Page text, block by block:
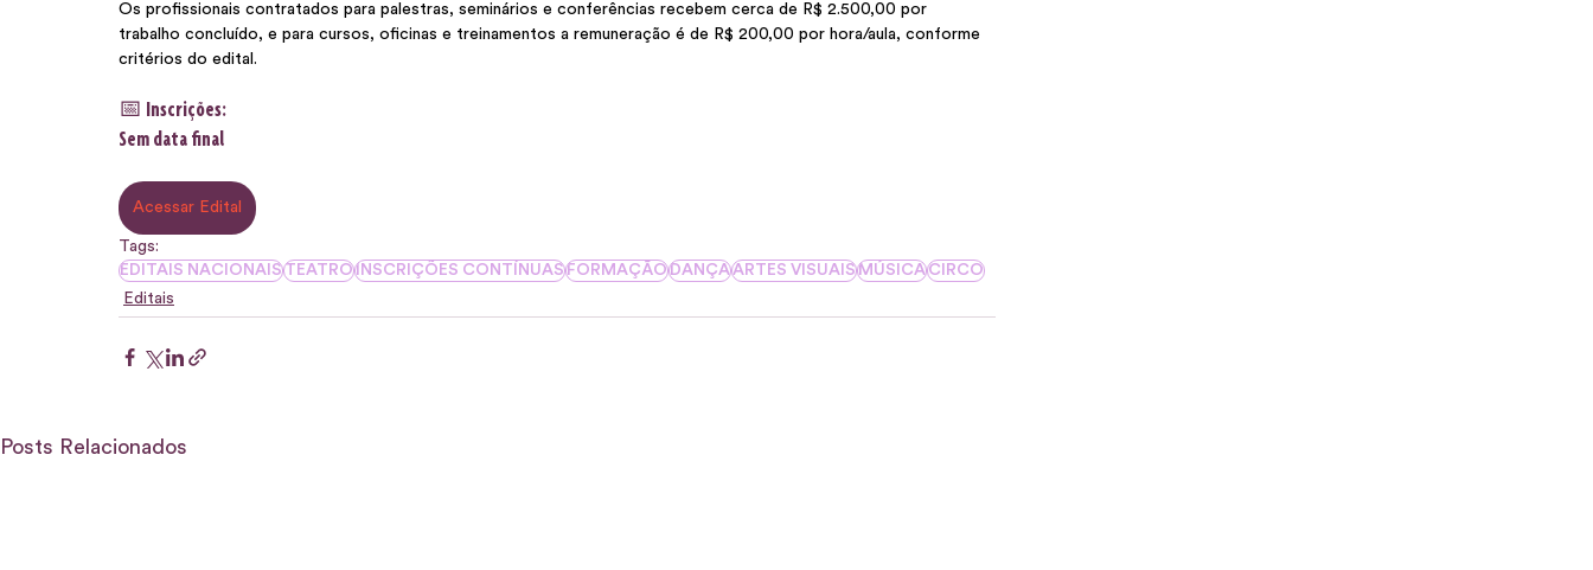
Os profissionais contratados para palestras, seminários e conferências recebem cerca de R$ 2.500,00 por
trabalho concluído, e para cursos, oficinas e treinamentos a remuneração é de R$ 200,00 por hora/aula, conforme
critérios do edital.
📅 Inscrições:
Sem data final
Acessar Edital
Tags:
EDITAIS NACIONAISTEATROINSCRIÇÕES CONTÍNUASFORMAÇÃODANÇAARTES VISUAISMÚSICACIRCO
Editais
Posts Relacionados